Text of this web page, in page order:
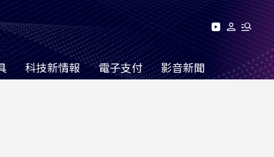
科技新情報 電子支付 影音新聞